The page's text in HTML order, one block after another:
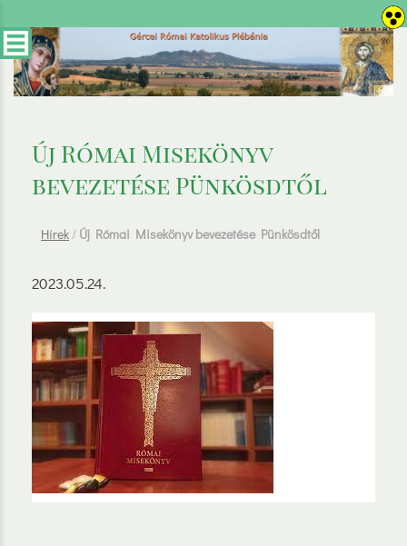
Új Római Misekönyv
bevezetése Pünkösdtől
Hírek / Új Római Misekönyv bevezetése Pünkösdtől
2023.05.24.